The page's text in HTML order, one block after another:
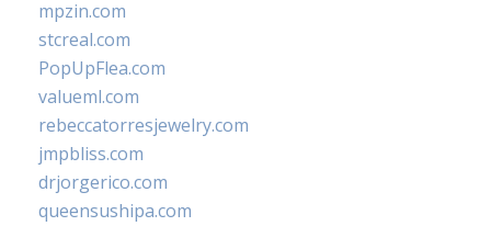
mpzin.com
stcreal.com
PopUpFlea.com
valueml.com
rebeccatorresjewelry.com
jmpbliss.com
drjorgerico.com
queensushipa.com